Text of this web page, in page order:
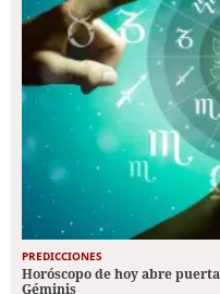
PREDICCIONES
Horóscopo de hoy abre
Géminis